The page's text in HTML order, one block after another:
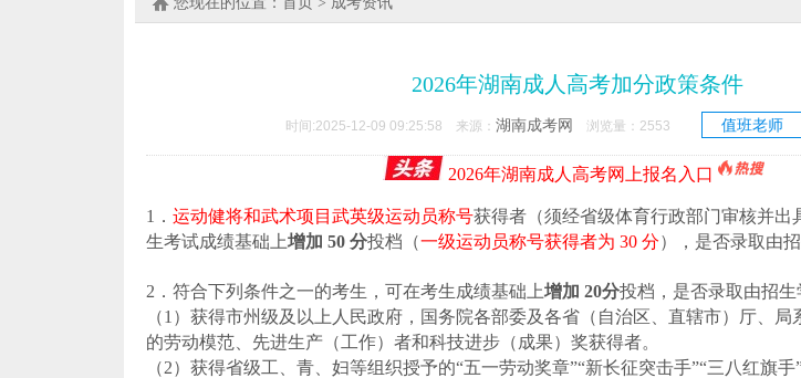
2026年湖南成人高考加分政策条件
时间:2025-12-09 09:25:58 来源： 湖南成考网 浏览量： 2553 值班老师
2026年湖南成人高考网上报名入口
1． 运动健将和武术项目武英级运动员称号获得者（须经省级体育行政部门审核并出
生考试成绩基础上增加 50 分投档（一级运动员称号获得者为 30 分），是否录取由
2．符合下列条件之一的考生，可在考生成绩基础上增加 20分投档，是否录取由招生
（1）获得市州级及以上人民政府，国务院各部委及各省（自治区、直辖市）厅、
的劳动模范、先进生产（工作）者和科技进步（成果）奖获得者。
（2）获得省级工、青、妇等组织授予的“五一劳动奖章”“新长征突击手”“三八红旗手